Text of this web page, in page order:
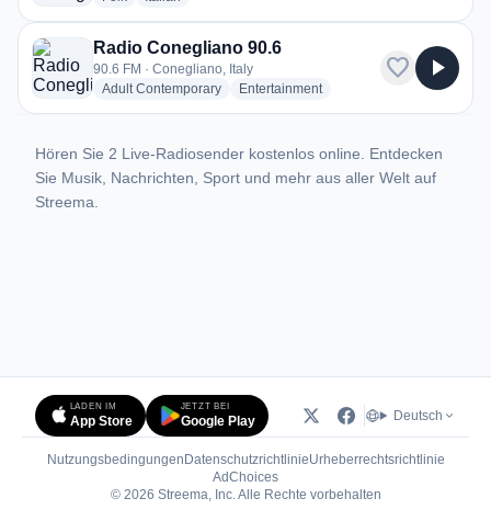
Radio Conegliano 90.6
90.6 FM · Conegliano, Italy
Adult Contemporaryradio stations
Entertainmentradio stations
favorite play_arrow
Hören Sie 2 Live-Radiosender kostenlos online. Entdecken
Sie Musik, Nachrichten, Sport und mehr aus aller Welt auf
Streema.
LADEN IM
App Store
JETZT BEI
Google Play Deutsch
Nutzungsbedingungen DatenschutzrichtlinieUrheberrechtsrichtlinie
AdChoices(öffnet in neuem Tab)
© 2026 Streema, Inc. Alle Rechte vorbehalten